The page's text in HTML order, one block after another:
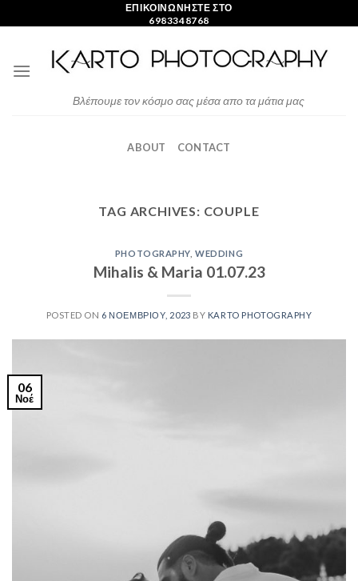
to
ΕΠΙΚΟΙΝΩΝΗΣΤΕ ΣΤΟ
6983348768
Βλέπουμε τον κόσμο σας μέσα απο τα μάτια μας
ABOUT CONTACT
TAG ARCHIVES: COUPLE
PHOTOGRAPHY ,WEDDING
Mihalis & Maria 01.07.23
POSTED ON 6 ΝΟΕΜΒΡΊΟΥ, 2023 BY KARTO PHOTOGRAPHY
06
Νοέ